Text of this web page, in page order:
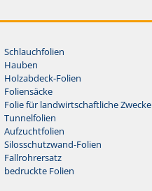
Schlauchfolien
Hauben
Holzabdeck-Folien
Foliensäcke
Folie für landwirtschaftliche Zwecke
Tunnelfolien
Aufzuchtfolien
Silosschutzwand-Folien
Fallrohrersatz
bedruckte Folien